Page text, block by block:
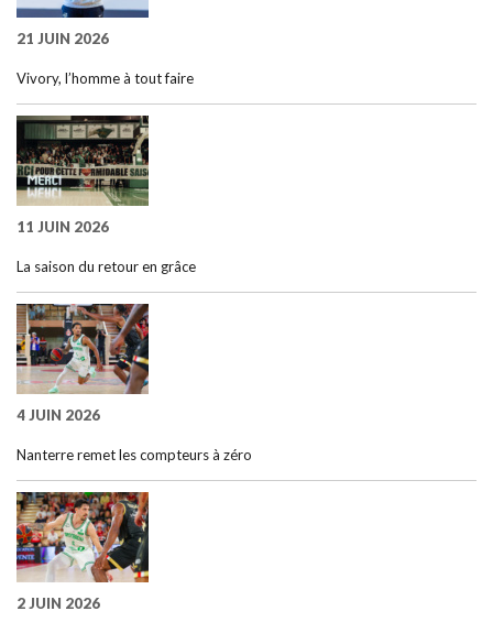
21 JUIN 2026
Vivory, l’homme à tout faire
11 JUIN 2026
La saison du retour en grâce
4 JUIN 2026
Nanterre remet les compteurs à zéro
2 JUIN 2026